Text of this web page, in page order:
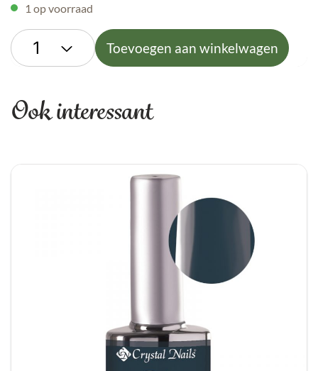
1 op voorraad
Toevoegen aan winkelwagen
Ook interessant